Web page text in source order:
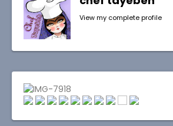
View my complete profile